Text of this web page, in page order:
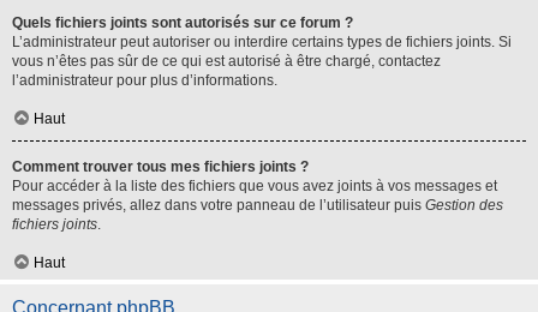
Quels fichiers joints sont autorisés sur ce forum ?
L’administrateur peut autoriser ou interdire certains types de fichiers joints. Si
vous n’êtes pas sûr de ce qui est autorisé à être chargé, contactez
l’administrateur pour plus d’informations.
Haut
Comment trouver tous mes fichiers joints ?
Pour accéder à la liste des fichiers que vous avez joints à vos messages et
messages privés, allez dans votre panneau de l’utilisateur puis Gestion des
fichiers joints.
Haut
Concernant phpBB